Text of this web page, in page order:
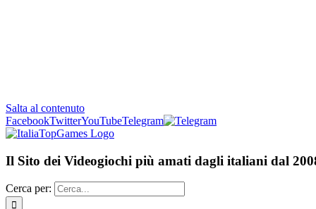
Salta al contenuto
FacebookTwitterYouTubeTelegram
Il Sito dei Videogiochi più amati dagli italiani dal
Cerca per: